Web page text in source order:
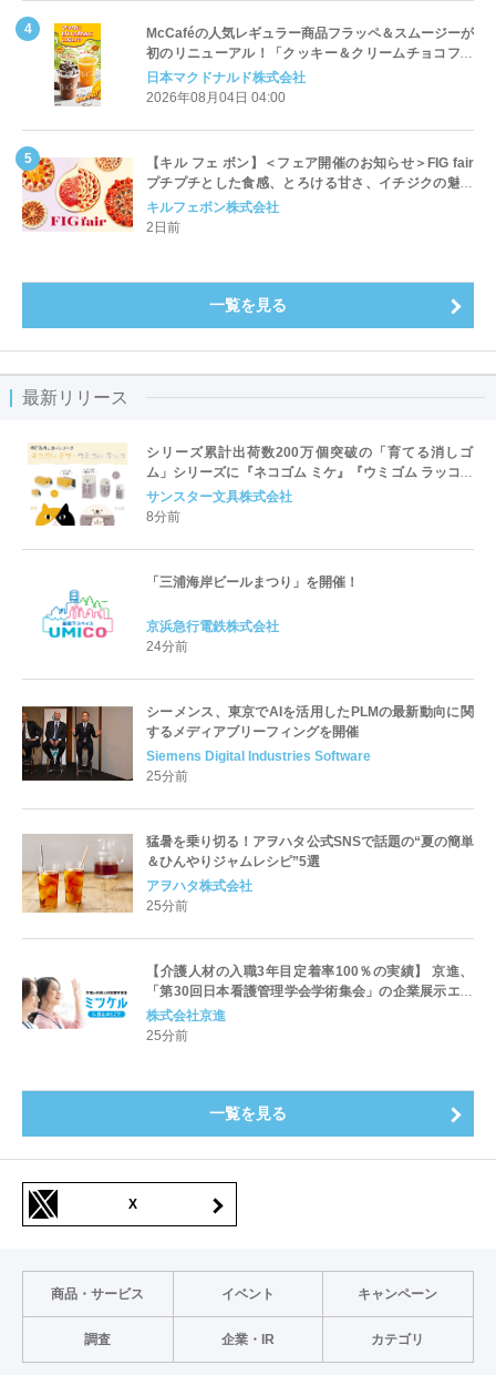
McCaféの人気レギュラー商品フラッペ＆スムージーが
初のリニューアル！「クッキー＆クリームチョコフラ
ッペ」「マンゴースムージー」8月5日（水）から販売
開始
日本マクドナルド株式会社
2026年08月04日 04:00
【キル フェ ボン】＜フェア開催のお知らせ＞FIG fair
プチプチとした食感、とろける甘さ、イチジクの魅力
をたっぷりと。新作を含め、イチジク尽くしの全4種が
登場8月20日（木）スタート
キルフェボン株式会社
2日前
一覧を見る
最新リリース
シリーズ累計出荷数200万個突破の「育てる消しゴ
ム」シリーズに『ネコゴム ミケ』『ウミゴム ラッコ』
が仲間入り！
サンスター文具株式会社
8分前
「三浦海岸ビールまつり」を開催！
京浜急行電鉄株式会社
24分前
シーメンス、東京でAIを活用したPLMの最新動向に関
するメディアブリーフィングを開催
Siemens Digital Industries Software
25分前
猛暑を乗り切る！アヲハタ公式SNSで話題の“夏の簡単
＆ひんやりジャムレシピ”5選
アヲハタ株式会社
25分前
【介護人材の入職3年目定着率100％の実績】 京進、
「第30回日本看護管理学会学術集会」の企業展示エリ
アに出展
株式会社京進
25分前
一覧を見る
X
商品・サービス イベント キャンペーン
調査 企業・IR カテゴリ